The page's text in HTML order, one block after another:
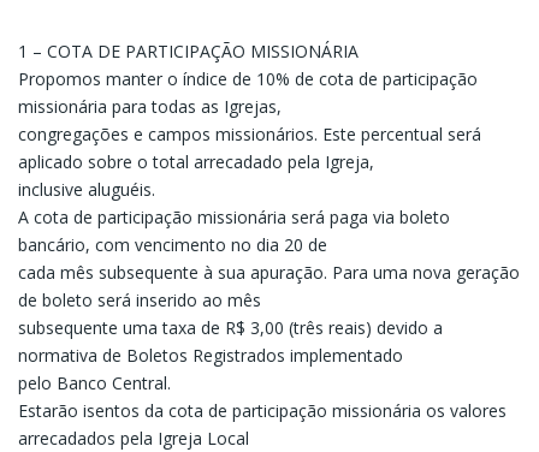
1 – COTA DE PARTICIPAÇÃO MISSIONÁRIA
Propomos manter o índice de 10% de cota de participação
missionária para todas as Igrejas,
congregações e campos missionários. Este percentual será
aplicado sobre o total arrecadado pela Igreja,
inclusive aluguéis.
A cota de participação missionária será paga via boleto
bancário, com vencimento no dia 20 de
cada mês subsequente à sua apuração. Para uma nova geração
de boleto será inserido ao mês
subsequente uma taxa de R$ 3,00 (três reais) devido a
normativa de Boletos Registrados implementado
pelo Banco Central.
Estarão isentos da cota de participação missionária os valores
arrecadados pela Igreja Local